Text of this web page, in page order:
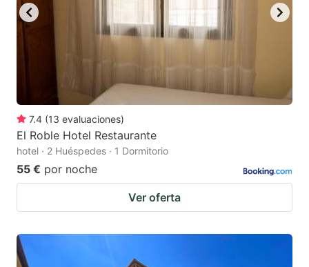
7.4 (13 evaluaciones)
El Roble Hotel Restaurante
hotel · 2 Huéspedes · 1 Dormitorio
55 € por noche
Ver oferta